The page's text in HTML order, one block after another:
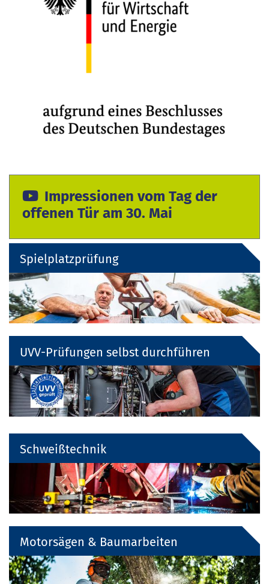
Impressionen vom Tag der
offenen Tür am 30. Mai
Spielplatzprüfung
UVV-Prüfungen selbst durchführen
Schweißtechnik
Motorsägen & Baumarbeiten